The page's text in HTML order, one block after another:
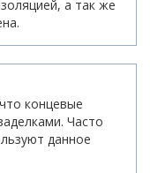
а так же
концевые
Часто
данное